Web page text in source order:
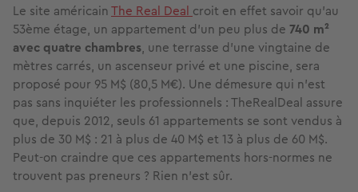
Le site américainThe Real Deal croit en effet savoir qu’au
53ème étage, un appartement d'un peu plus de 740 m²
avec quatre chambres, une terrasse d'une vingtaine de
mètres carrés, un ascenseur privé et une piscine, sera
proposé pour 95 M$ (80,5 M€). Une démesure qui n’est
pas sans inquiéter les professionnels : TheRealDeal assure
que, depuis 2012, seuls 61 appartements se sont vendus à
plus de 30 M$ : 21 à plus de 40 M$ et 13 à plus de 60 M$.
Peut-on craindre que ces appartements hors-normes ne
trouvent pas preneurs ? Rien n'est sûr.